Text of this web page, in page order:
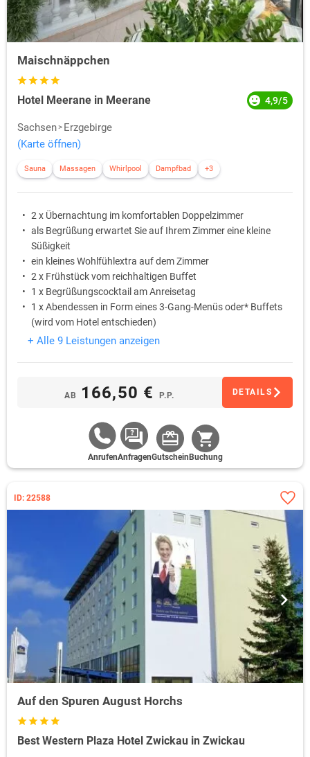
Maischnäppchen
Hotel Meerane in Meerane 4,9/5
Sachsen
Erzgebirge
(Karte öffnen)
Sauna Massagen Whirlpool Dampfbad +3
2 x Übernachtung im komfortablen Doppelzimmer
als Begrüßung erwartet Sie auf Ihrem Zimmer eine kleine
Süßigkeit
ein kleines Wohlfühlextra auf dem Zimmer
2 x Frühstück vom reichhaltigen Buffet
1 x Begrüßungscocktail am Anreisetag
1 x Abendessen in Form eines 3-Gang-Menüs oder* Buffets
(wird vom Hotel entschieden)
+ Alle 9 Leistungen anzeigen
AB 166,50 € P.P. DETAILS
AnrufenAnfragenGutschein Buchung
ID: 22588
Auf den Spuren August Horchs
Best Western Plaza Hotel Zwickau in Zwickau